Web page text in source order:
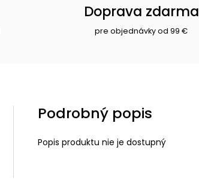
Doprava zdarma
pre objednávky od 99 €
Podrobný popis
Popis produktu nie je dostupný